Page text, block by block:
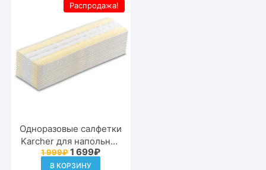
Распродажа!
Одноразовые салфетки
Karcher для напольной
насадки EasyFix, 15шт
2.863-299.0
1 999₽Первоначальная
цена
1 699₽Текущая
цена:
В КОРЗИНУ